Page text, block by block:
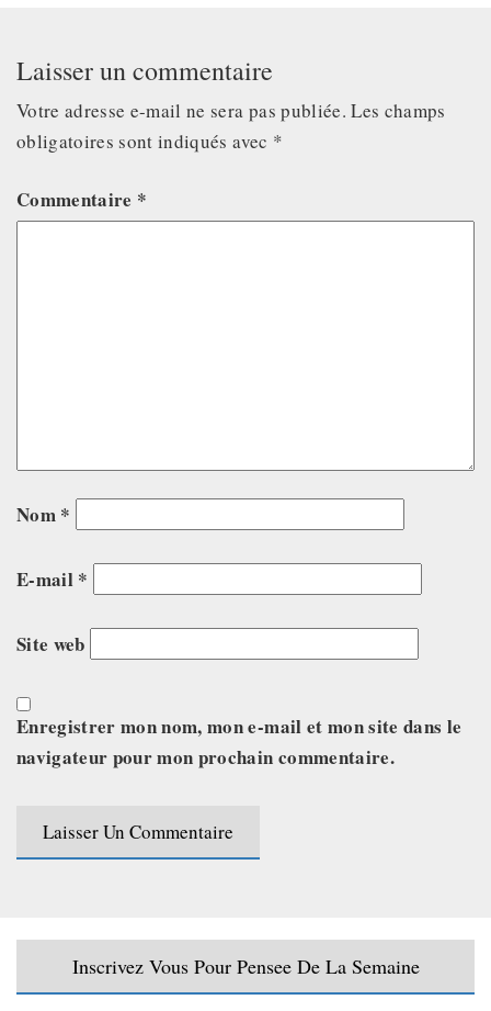
Laisser un commentaire
Votre adresse e-mail ne sera pas publiée. Les champs
obligatoires sont indiqués avec *
Commentaire *
Nom *
E-mail *
Site web
Enregistrer mon nom, mon e-mail et mon site dans le
navigateur pour mon prochain commentaire.
Inscrivez Vous Pour Pensee De La Semaine